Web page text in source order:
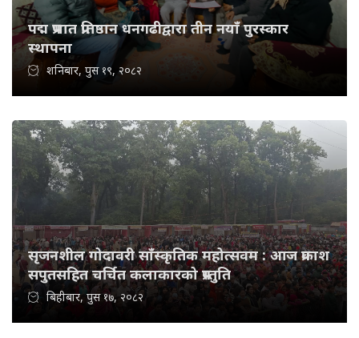
पद्म प्रभात प्रतिष्ठान धनगढीद्वारा तीन नयाँ पुरस्कार
स्थापना
शनिबार, पुस १९, २०८२
सृजनशील गोदावरी साँस्कृतिक महोत्सवम : आज प्रकाश
सपुतसहित चर्चित कलाकारको प्रस्तुति
बिहीबार, पुस १७, २०८२